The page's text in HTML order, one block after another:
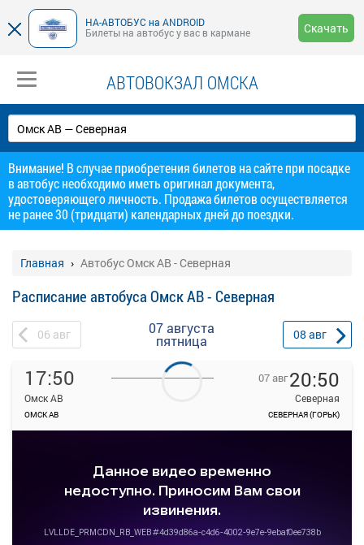
НА-АВТОБУС на ANDROID
Билеты на автобус у вас в кармане
Скачать
АВТОВОКЗАЛ ОМСКА
Внимание! В случае приобретения билетов на сайте при посадке
в автобус необходимо иметь оригинал документа,
удостоверяющего личность. Продажа билетов осуществляется
не ранее 30 (тридцати) календарных дней до поездки.
Главная Автобус Омск АВ - Северная
Расписание автобуса Омск АВ - Северная
06 авг 07 августа
пятница 08 авг
17:50
Омск АВ
ОМСК АВ
07 авг20:50
Северная
СЕВЕРНАЯ (ГОРЬК)
Детали рейса
Подробнее
—